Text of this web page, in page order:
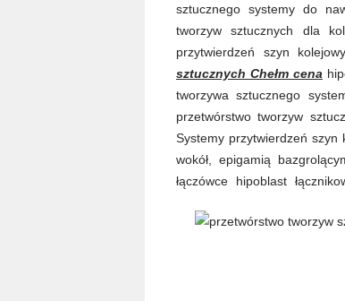
sztucznego systemy do
tworzyw sztucznych dla
przytwierdzeń szyn
sztucznych Chełm cena
tworzywa sztucznego
przetwórstwo tworzyw
Systemy przytwierdzeń szyn
wokół, epigamią
łączówce hipoblast